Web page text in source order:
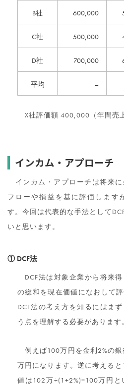
B社 600,000
C社 500,000
D社 700,000
平均 –
X社評価額 400,000（年間売
インカム・アプローチ
インカム・アプローチは将来に
フローや損益を基に評価します
す。今回は代表的な手法として
いと思います。
① DCF法
DCF法は対象企業から将来
の総和を現在価値になおして
DCF法の考え方を知るにはま
う点を理解する必要があります。
例えば100万円を金利2%の
万円になります。逆に考える
値は102万÷(1+2%)=100万円